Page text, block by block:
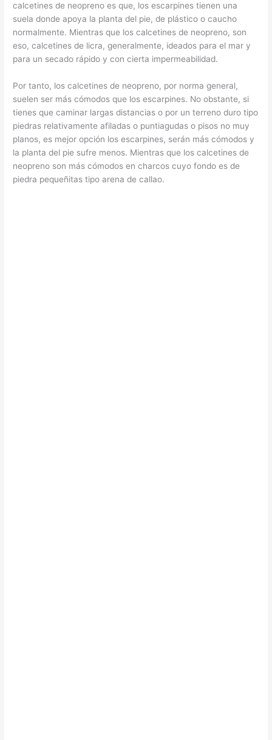
calcetines de neopreno es que, los escarpines tienen una
suela donde apoya la planta del pie, de plástico o caucho
normalmente. Mientras que los calcetines de neopreno, son
eso, calcetines de licra, generalmente, ideados para el mar y
para un secado rápido y con cierta impermeabilidad.
Por tanto, los calcetines de neopreno, por norma general,
suelen ser más cómodos que los escarpines. No obstante, si
tienes que caminar largas distancias o por un terreno duro tipo
piedras relativamente afiladas o puntiagudas o pisos no muy
planos, es mejor opción los escarpines, serán más cómodos y
la planta del pie sufre menos. Mientras que los calcetines de
neopreno son más cómodos en charcos cuyo fondo es de
piedra pequeñitas tipo arena de callao.